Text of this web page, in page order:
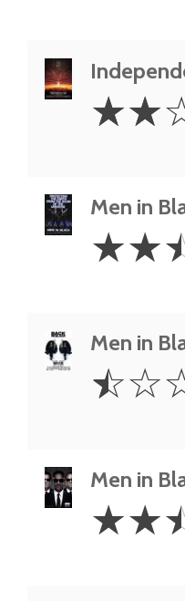
Stars
☆☆
Men in
2.5
Stars
☆☆
Men in
0.5
Star
☆☆
Men in
2.5
Stars
☆☆